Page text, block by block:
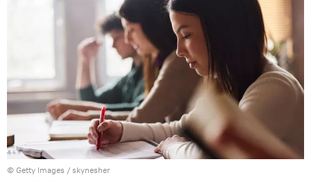
© Getty Images / skynesher